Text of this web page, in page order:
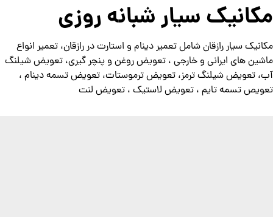
مکانیک سیار شبانه روزی
مکانیک سیار رازقان شامل تعمیر دینام و استارت در رازقان، تعمیر انواع
ماشین های ایرانی و خارجی ، تعویض روغن و پنچر گیری، تعویض شیلنگ
آب، تعویض شیلنگ ترمز، تعویض ترموستات، تعویض تسمه دینام ،
تعویص تسمه تایم ، تعویض لاستیک ، تعویض لنت